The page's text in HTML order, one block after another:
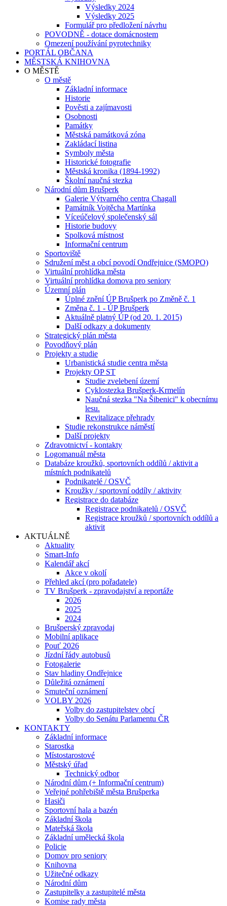
Výsledky 2024
Výsledky 2025
Formulář pro předložení návrhu
POVODNĚ - dotace domácnostem
Omezení používání pyrotechniky
PORTÁL OBČANA
MĚSTSKÁ KNIHOVNA
O MĚSTĚ
O městě
Základní informace
Historie
Pověsti a zajímavosti
Osobnosti
Památky
Městská památková zóna
Zakládací listina
Symboly města
Historické fotografie
Městská kronika (1894-1992)
Školní naučná stezka
Národní dům Brušperk
Galerie Výtvarného centra Chagall
Památník Vojtěcha Martínka
Víceúčelový společenský sál
Historie budovy
Spolková místnost
Informační centrum
Sportoviště
Sdružení měst a obcí povodí Ondřejnice (SMOPO)
Virtuální prohlídka města
Virtuální prohlídka domova pro seniory
Územní plán
Úplné znění ÚP Brušperk po Změně č. 1
Změna č. 1 - ÚP Brušperk
Aktuálně platný ÚP (od 20. 1. 2015)
Další odkazy a dokumenty
Strategický plán města
Povodňový plán
Projekty a studie
Urbanistická studie centra města
Projekty OP ST
Studie zvelebení území
Cyklostezka Brušperk-Krmelín
Naučná stezka "Na Šibenici" k obecnímu
lesu.
Revitalizace přehrady
Studie rekonstrukce náměstí
Další projekty
Zdravotnictví - kontakty
Logomanuál města
Databáze kroužků, sportovních oddílů / aktivit a
místních podnikatelů
Podnikatelé / OSVČ
Kroužky / sportovní oddíly / aktivity
Registrace do databáze
Registrace podnikatelů / OSVČ
Registrace kroužků / sportovních oddílů a
aktivit
AKTUÁLNĚ
Aktuality
Smart-Info
Kalendář akcí
Akce v okolí
Přehled akcí (pro pořadatele)
TV Brušperk - zpravodajství a reportáže
2026
2025
2024
Brušperský zpravodaj
Mobilní aplikace
Pouť 2026
Jízdní řády autobusů
Fotogalerie
Stav hladiny Ondřejnice
Důležitá oznámení
Smuteční oznámení
VOLBY 2026
Volby do zastupitelstev obcí
Volby do Senátu Parlamentu ČR
KONTAKTY
Základní informace
Starostka
Místostarostové
Městský úřad
Technický odbor
Národní dům (+ Informační centrum)
Veřejné pohřebiště města Brušperka
Hasiči
Sportovní hala a bazén
Základní škola
Mateřská škola
Základní umělecká škola
Policie
Domov pro seniory
Knihovna
Užitečné odkazy
Národní dům
Zastupitelky a zastupitelé města
Komise rady města